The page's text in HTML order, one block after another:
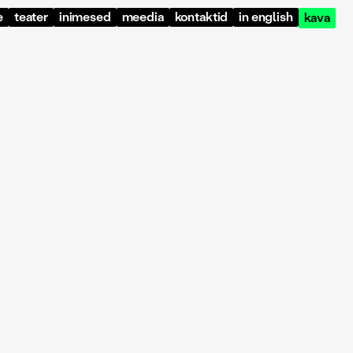
teater inimesed meedia kontaktid in english kava